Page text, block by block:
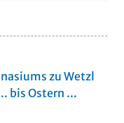
zu Wetzl
bis Ostern ...